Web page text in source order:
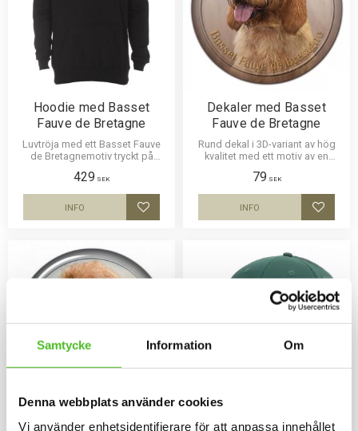
Samtycke Information Om
Denna webbplats använder cookies
Vi använder enhetsidentifierare för att anpassa innehållet
Hoodie med Basset
Fauve de Bretagne
Luvtröja med ett Basset Fauve
de Bretagnemotiv tryckt på
cm.
429 SEK
Lägg till i favoriter
INFO
Dekaler med Basset
Fauve de Bretagne
Rund dekal i 3D-variant av hög
kvalitet med ett motiv av en
i 3 storlekar 10 cm , 15 cm och
30 cm i diameter.
79 SEK
Lägg
INFO
Dekaler med Basset
Keps med en Basset